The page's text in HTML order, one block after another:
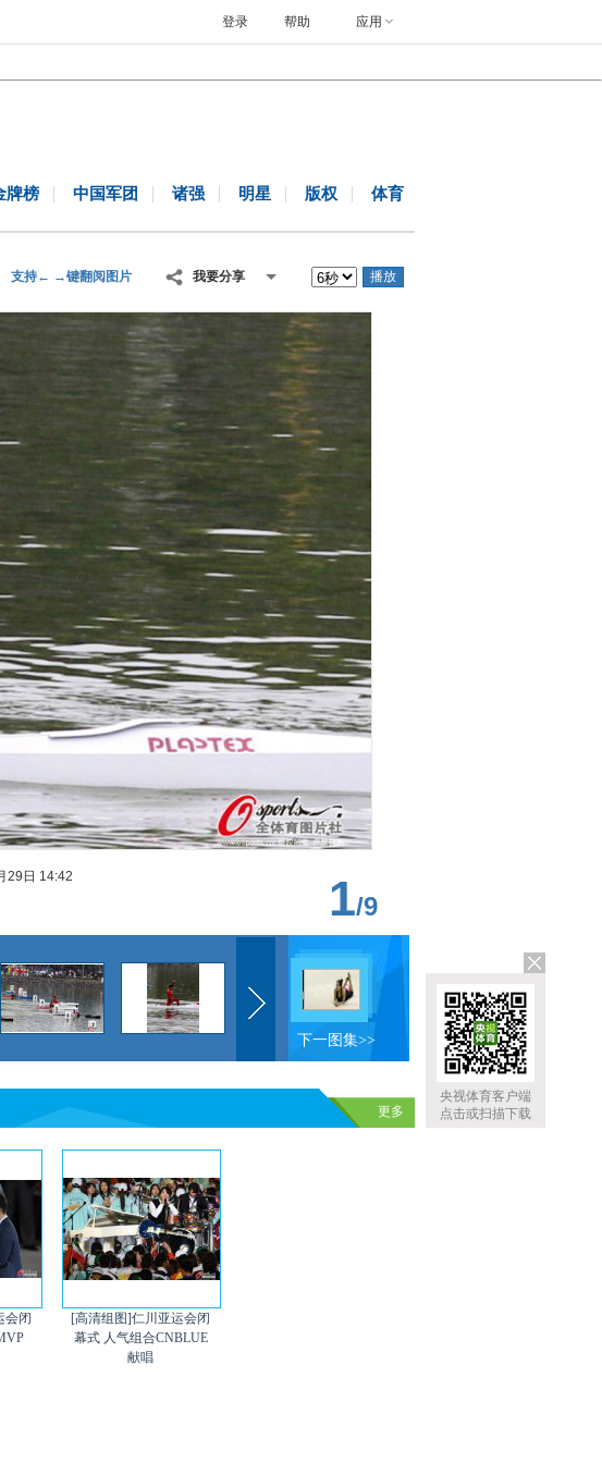
央视体育客户端
点击或扫描下载
帮助 应用
登录
牌榜 中国军团 诸强 明星 版权 体育
支持← →键翻阅图片 我要分享 播放
29日 14:42 1/9
下一图集>>
更多
会闭
[高清组图]仁川亚运会闭
幕式 人气组合CNBLUE
献唱